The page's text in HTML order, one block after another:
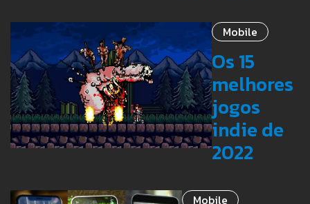
Mobile
Os 15
melhores
jogos
indie de
2022
Mobile